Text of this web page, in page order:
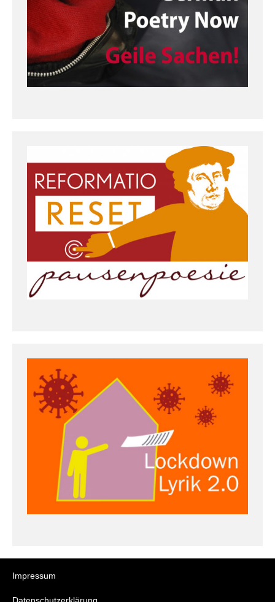
Impressum
Datenschutzerklärung